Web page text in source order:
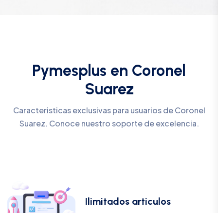
Pymesplus en Coronel
Suarez
Caracteristicas exclusivas para usuarios de Coronel
Suarez. Conoce nuestro soporte de excelencia.
Ilimitados articulos